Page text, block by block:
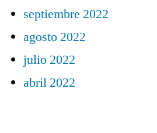
septiembre 2022
agosto 2022
julio 2022
abril 2022